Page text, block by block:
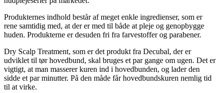
Produkternes indhold består af meget enkle ingredienser, som er
rene samtidig med, at der er med til både at pleje og genopbygge
huden. Produkterne er desuden fri fra farvestoffer og parabener.
Dry Scalp Treatment, som er det produkt fra Decubal, der er
udviklet til tør hovedbund, skal bruges et par gange om ugen. Det er
vigtigt, at man masserer kuren ind i hovedbunden, og lader den
sidde et par minutter. På den måde får hovedbundskuren nemlig tid
til at virke.